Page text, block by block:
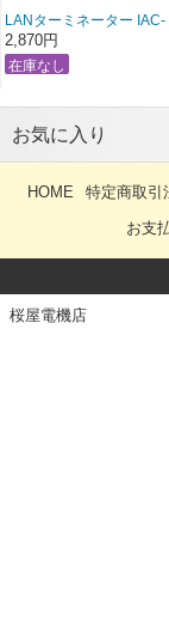
LANターミネーター IAC-
LT-001(傾奇者シリーズ第
一弾）
2,870円
お気に入り
HOME 特定商取引
お支
桜屋電機店